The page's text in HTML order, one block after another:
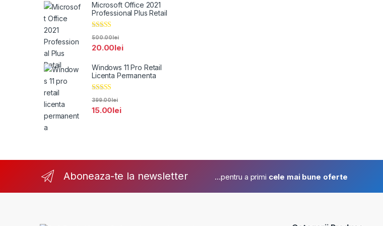
Microsoft Office 2021
Professional Plus Retail
Evaluat la
20.00lei
500.00lei
Windows 11 Pro Retail
Licenta Permanenta
Evaluat la
15.00lei
399.00lei
Aboneaza-te la newsletter ...pentru a primi cele mai bune oferte